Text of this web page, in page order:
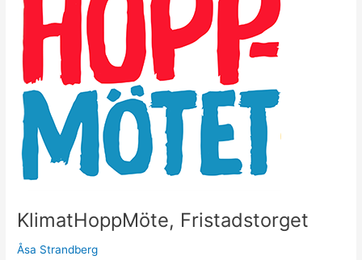
KlimatHoppMöte, Fristadstorget
Åsa Strandberg